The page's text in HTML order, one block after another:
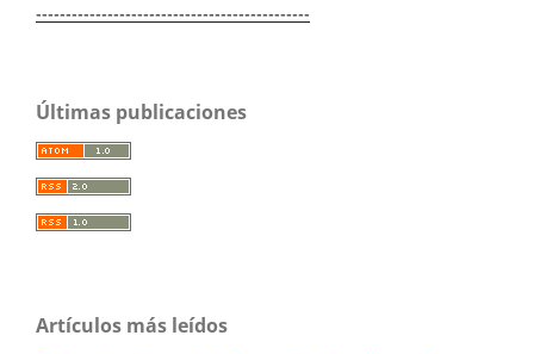
----------------------------------------------
Últimas publicaciones
Artículos más leídos